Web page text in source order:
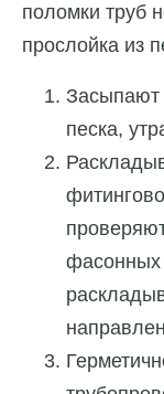
поломки труб
прослойка из
Засыпают
песка,
фасонных